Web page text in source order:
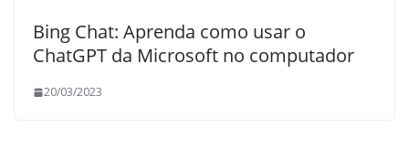
Bing Chat: Aprenda como usar o
ChatGPT da Microsoft no computador
20/03/2023